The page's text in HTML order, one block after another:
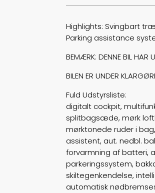
Highlights: Svingbart
Parking assistance
BEMÆRK: DENNE BIL HAR
BILEN ER UNDER
Fuld Udstyrsliste:
digitalt cockpit,
splitbagsæde, mørk
mørktonede ruder i
assistent, aut. nedbl.
forvarmning af batteri,
parkeringssystem,
skiltegenkendelse,
automatisk